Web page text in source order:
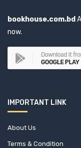
bookhouse.com.bd
now.
IMPORTANT LINK
About Us
Terms & Condition